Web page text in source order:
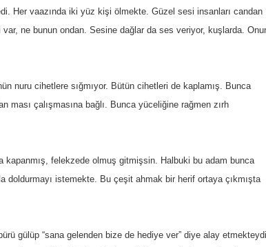
Her vaazında iki yüz kişi ölmekte. Güzel sesi insanları candan
ne bunun ondan. Sesine dağlar da ses veriyor, kuşlarda.
nuru cihetlere sığmıyor. Bütün cihetleri de kaplamış. Bunca
ması çalışmasına bağlı. Bunca yüceliğine rağmen zırh
kapanmış, felekzede olmuş gitmişsin. Halbuki bu adam bunca
istemekte. Bu çeşit ahmak bir herif ortaya çıkmışta
gülüp “sana gelenden bize de hediye ver” diye alay